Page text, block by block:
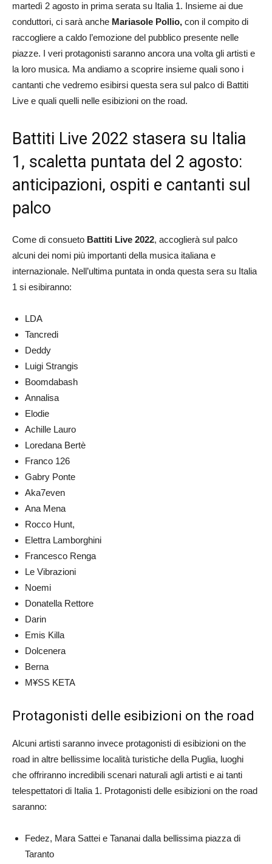
martedì 2 agosto in prima serata su Italia 1. Insieme ai due
conduttori, ci sarà anche Mariasole Pollio, con il compito di
raccogliere a caldo l’emozione del pubblico presente nelle
piazze. I veri protagonisti saranno ancora una volta gli artisti e
la loro musica. Ma andiamo a scoprire insieme quali sono i
cantanti che vedremo esibirsi questa sera sul palco di Battiti
Live e quali quelli nelle esibizioni on the road.
Battiti Live 2022 stasera su Italia
1, scaletta puntata del 2 agosto:
anticipazioni, ospiti e cantanti sul
palco
Come di consueto Battiti Live 2022, accoglierà sul palco
alcuni dei nomi più importanti della musica italiana e
internazionale. Nell’ultima puntata in onda questa sera su Italia
1 si esibiranno:
LDA
Tancredi
Deddy
Luigi Strangis
Boomdabash
Annalisa
Elodie
Achille Lauro
Loredana Bertè
Franco 126
Gabry Ponte
Aka7even
Ana Mena
Rocco Hunt,
Elettra Lamborghini
Francesco Renga
Le Vibrazioni
Noemi
Donatella Rettore
Darin
Emis Killa
Dolcenera
Berna
M¥SS KETA
Protagonisti delle esibizioni on the road
Alcuni artisti saranno invece protagonisti di esibizioni on the
road in altre bellissime località turistiche della Puglia, luoghi
che offriranno incredibili scenari naturali agli artisti e ai tanti
telespettatori di Italia 1. Protagonisti delle esibizioni on the road
saranno:
Fedez, Mara Sattei e Tananai dalla bellissima piazza di
Taranto